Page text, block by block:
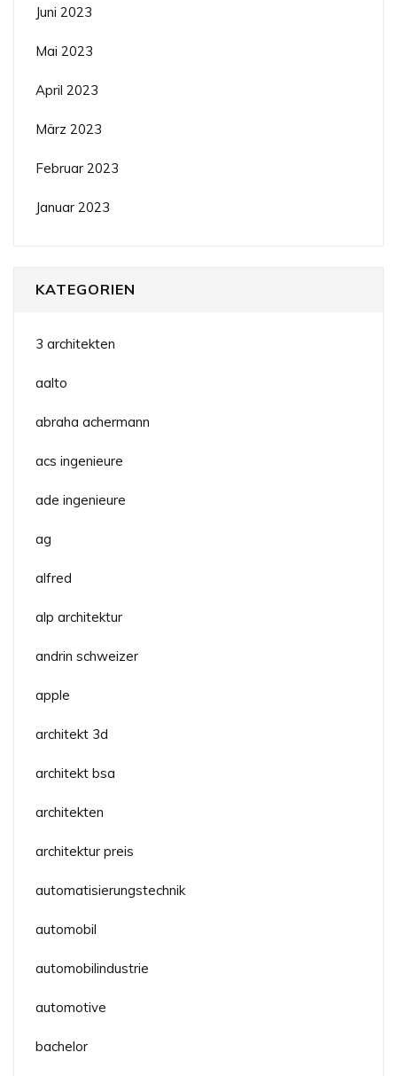
Juni 2023
Mai 2023
April 2023
März 2023
Februar 2023
Januar 2023
KATEGORIEN
3 architekten
aalto
abraha achermann
acs ingenieure
ade ingenieure
ag
alfred
alp architektur
andrin schweizer
apple
architekt 3d
architekt bsa
architekten
architektur preis
automatisierungstechnik
automobil
automobilindustrie
automotive
bachelor